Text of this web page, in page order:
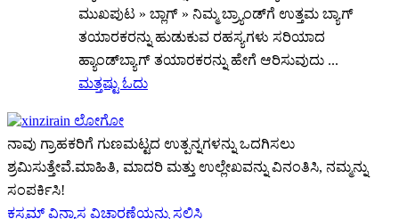
ಮುಖಪುಟ » ಬ್ಲಾಗ್ » ನಿಮ್ಮ ಬ್ರ್ಯಾಂಡ್‌ಗೆ ಉತ್ತಮ ಬ್ಯಾಗ್
ತಯಾರಕರನ್ನು ಹುಡುಕುವ ರಹಸ್ಯಗಳು ಸರಿಯಾದ
ಹ್ಯಾಂಡ್‌ಬ್ಯಾಗ್ ತಯಾರಕರನ್ನು ಹೇಗೆ ಆರಿಸುವುದು ...
ಮತ್ತಷ್ಟು ಓದು
ನಾವು ಗ್ರಾಹಕರಿಗೆ ಗುಣಮಟ್ಟದ ಉತ್ಪನ್ನಗಳನ್ನು ಒದಗಿಸಲು
ಶ್ರಮಿಸುತ್ತೇವೆ.ಮಾಹಿತಿ, ಮಾದರಿ ಮತ್ತು ಉಲ್ಲೇಖವನ್ನು ವಿನಂತಿಸಿ, ನಮ್ಮನ್ನು
ಸಂಪರ್ಕಿಸಿ!
ಕಸ್ಟಮ್ ವಿನ್ಯಾಸ ವಿಚಾರಣೆಯನ್ನು ಸಲ್ಲಿಸಿ